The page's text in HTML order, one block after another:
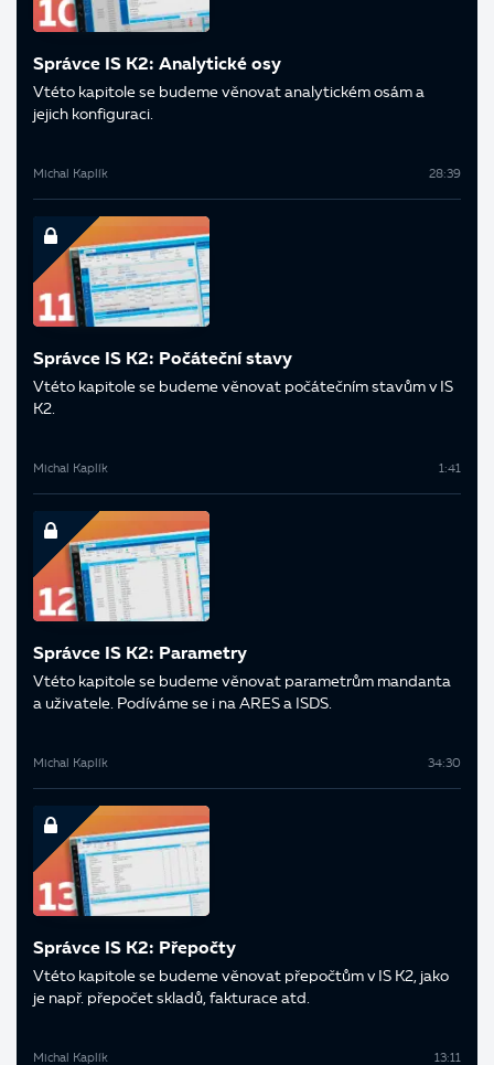
Správce IS K2: Analytické osy
V této kapitole se budeme věnovat analytickém osám a
jejich konfiguraci.
Michal Kaplík 28:39
Správce IS K2: Počáteční stavy
V této kapitole se budeme věnovat počátečním stavům v IS
K2.
Michal Kaplík 1:41
Správce IS K2: Parametry
V této kapitole se budeme věnovat parametrům mandanta
a uživatele. Podíváme se i na ARES a ISDS.
Michal Kaplík 34:30
Správce IS K2: Přepočty
V této kapitole se budeme věnovat přepočtům v IS K2, jako
je např. přepočet skladů, fakturace atd.
Michal Kaplík 13:11